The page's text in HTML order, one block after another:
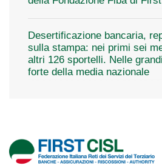
Desertificazione bancaria,
sulla stampa: nei primi sei
altri 126 sportelli. Nelle
forte della media nazionale